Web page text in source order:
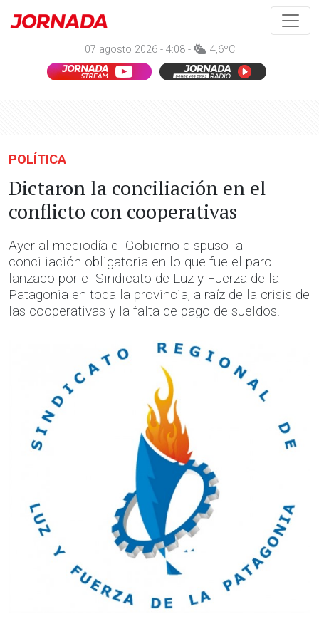
07 agosto 2026 - 4:08 - 4,6ºC
POLÍTICA
Dictaron la conciliación en el
conflicto con cooperativas
Ayer al mediodía el Gobierno dispuso la
conciliación obligatoria en lo que fue el paro
lanzado por el Sindicato de Luz y Fuerza de la
Patagonia en toda la provincia, a raíz de la crisis de
las cooperativas y la falta de pago de sueldos.